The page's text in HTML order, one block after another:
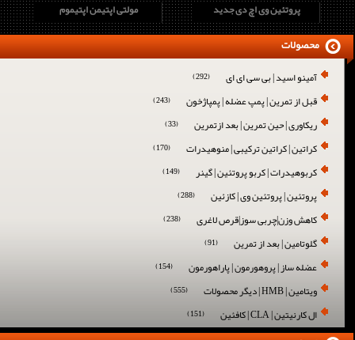
مولتی اپتیمن اپتیموم پروتئین وی اچ دی جدید
آمینو اسید | بی سی ای ای (292)
قبل از تمرین | پمپ عضله | پمپاژخون (243)
ریکاوری | حین تمرین | بعد ازتمرین (33)
کراتین | کراتین ترکیبی | منوهیدرات (170)
کربوهیدرات | کربو پروتئین | گینر (149)
پروتئین | پروتئین وی | کازئین (288)
کاهش وزن|چربی سوز|قرص لاغری (238)
گلوتامین | بعد از تمرین (91)
عضله ساز | پروهورمون | پاراهورمون (154)
ویتامین | HMB | دیگر محصولات (555)
ال کارنیتین | CLA | کافئین (151)
محصولات